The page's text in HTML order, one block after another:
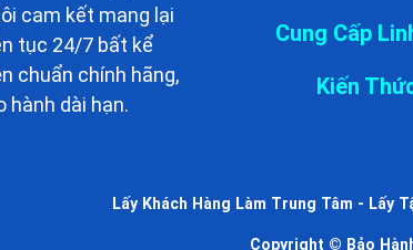
cam kết mang lại
tục 24/7 bất kể
chuẩn chính hãng,
hành dài hạn.
Cung Cấp
Kiến
Lấy Khách Hàng Làm Trung Tâm - Lấy
Copyright © Bảo